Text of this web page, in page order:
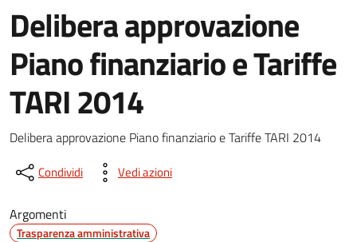
Delibera approvazione
Piano finanziario e Tariffe
TARI 2014
Dettagli del documento
Delibera approvazione Piano finanziario e Tariffe TARI 2014
Condividi Vedi azioni
Argomenti
Trasparenza amministrativa